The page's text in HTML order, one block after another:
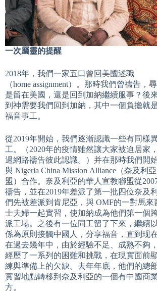
一次屬靈的提醒
2018年，我們一家五口曾回美國述職
（home assignment）。那時我們曾禱告，
是留在美國，還是回到加納繼續服事？後
到神需要我們回到加納，其中一個負擔就
福音事工。
從2019年開始，我們逐漸認識一些有同樣
工。（2020年的疫情雖然讓大家被迫居家
過網路禱告彼此認識。）并在那時我們開
與 Nigeria China Mission Alliance（奈及利
盟）合作。奈及利亞的華人宣教聯盟從
禱告，並在2019年差派了第一批四位奈及
們先被差派到肯尼亞，與 OMF的一對馬來
士夫婦一起實習，使加納成為他們第一個
派工場。之後有一位同工留了下來，繼續
係為原則接觸中國人，分享福音，直到现
在過去幾年中，由於經驗不足、成熟不夠
經歷了一系列的困難和挑戰，在現實面前
練與準備上的欠缺。去年年底，他們的總
實習地點轉移到奈及利亞的一個有中國商
方。